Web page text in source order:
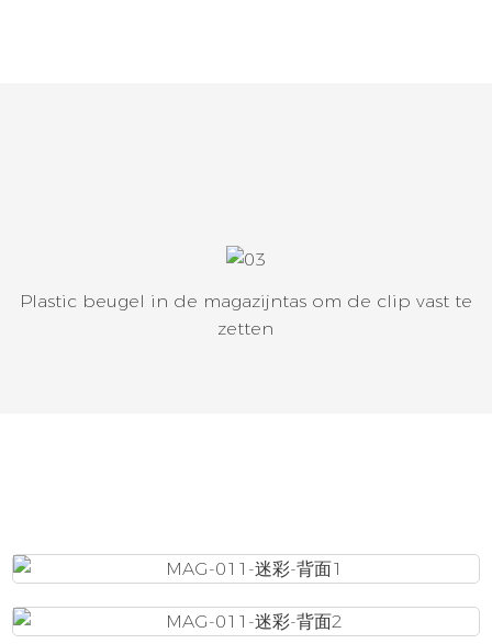
Plastic beugel in de magazijntas om de clip vast te
zetten